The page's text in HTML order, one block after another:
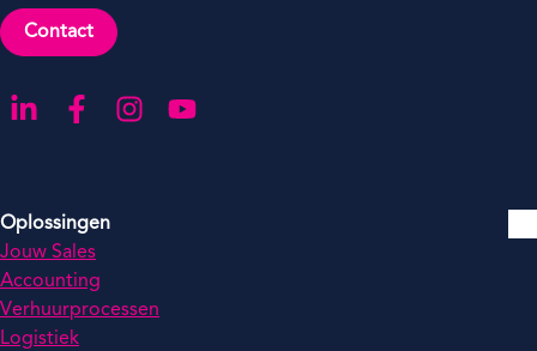
Contact
Ga naar onze LinkedIn-pagina
Ga naar onze Facebook-pagina
Ga naar onze Instagram-pagina
Ga naar onze YouTube-pagina
Oplossingen
Jouw Sales
Accounting
Verhuurprocessen
Logistiek